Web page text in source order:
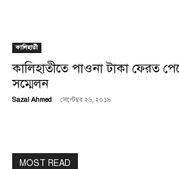
কালিহাতী
কালিহাতীতে পাওনা টাকা ফেরত
সম্মেলন
Sazal Ahmed - সেপ্টেম্বর ২৬, ২০১৯
MOST READ